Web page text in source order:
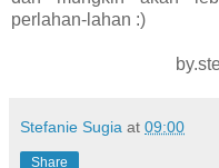
perlahan-lahan :)
Stefanie Sugia at 09:00
Share